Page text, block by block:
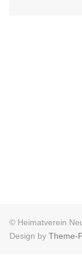
© Heimatverein
Design byTheme-